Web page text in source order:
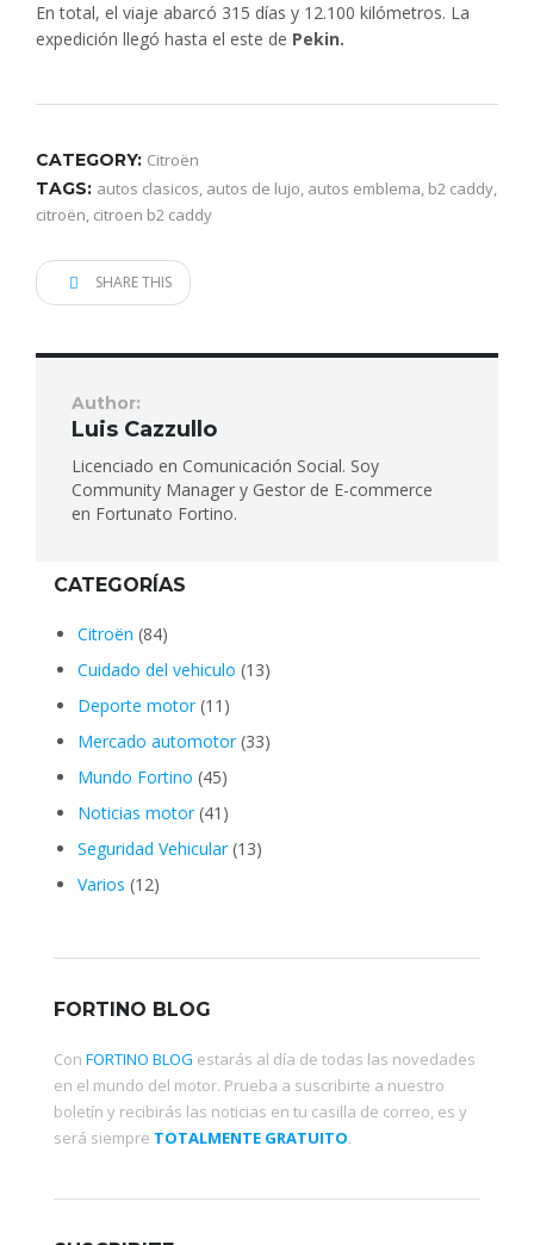
En total, el viaje abarcó 315 días y 12.100 kilómetros. La
expedición llegó hasta el este de Pekin.
CATEGORY: Citroën
TAGS: autos clasicos, autos de lujo, autos emblema, b2 caddy,
citroën, citroen b2 caddy
SHARE THIS
Author:
Luis Cazzullo
Licenciado en Comunicación Social. Soy
Community Manager y Gestor de E-commerce
en Fortunato Fortino.
CATEGORÍAS
Citroën (84)
Cuidado del vehiculo (13)
Deporte motor(11)
Mercado automotor(33)
Mundo Fortino (45)
Noticias motor(41)
Seguridad Vehicular(13)
Varios (12)
FORTINO BLOG
Con FORTINO BLOG estarás al día de todas las novedades
en el mundo del motor. Prueba a suscribirte a nuestro
boletín y recibirás las noticias en tu casilla de correo, es y
será siempre TOTALMENTE GRATUITO.